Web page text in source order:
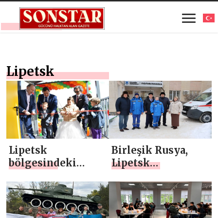
Lipetsk
Lipetsk
bölgesindeki
köyünde, Birleşik
Rusya Halk
Programı
Birleşik Rusya,
Lipetsk
sağlık
çalışanlarına yeni
bir ambulans